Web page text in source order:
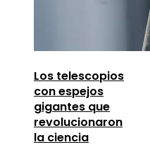
Los telescopios
con espejos
gigantes que
revolucionaron
la ciencia